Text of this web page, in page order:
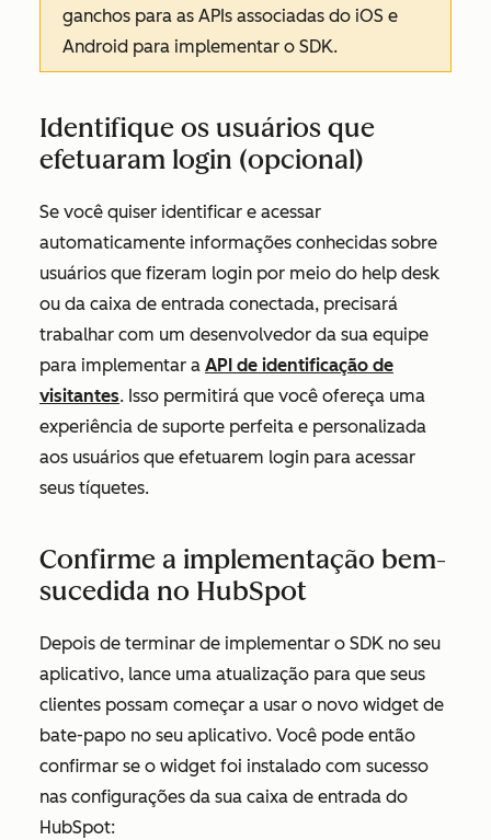
ganchos para as APIs associadas do iOS e
Android para implementar o SDK.
Identifique os usuários que
efetuaram login (opcional)
Se você quiser identificar e acessar
automaticamente informações conhecidas sobre
usuários que fizeram login por meio do help desk
ou da caixa de entrada conectada, precisará
trabalhar com um desenvolvedor da sua equipe
para implementar a API de identificação de
visitantes. Isso permitirá que você ofereça uma
experiência de suporte perfeita e personalizada
aos usuários que efetuarem login para acessar
seus tíquetes.
Confirme a implementação bem-
sucedida no HubSpot
Depois de terminar de implementar o SDK no seu
aplicativo, lance uma atualização para que seus
clientes possam começar a usar o novo widget de
bate-papo no seu aplicativo. Você pode então
confirmar se o widget foi instalado com sucesso
nas configurações da sua caixa de entrada do
HubSpot: